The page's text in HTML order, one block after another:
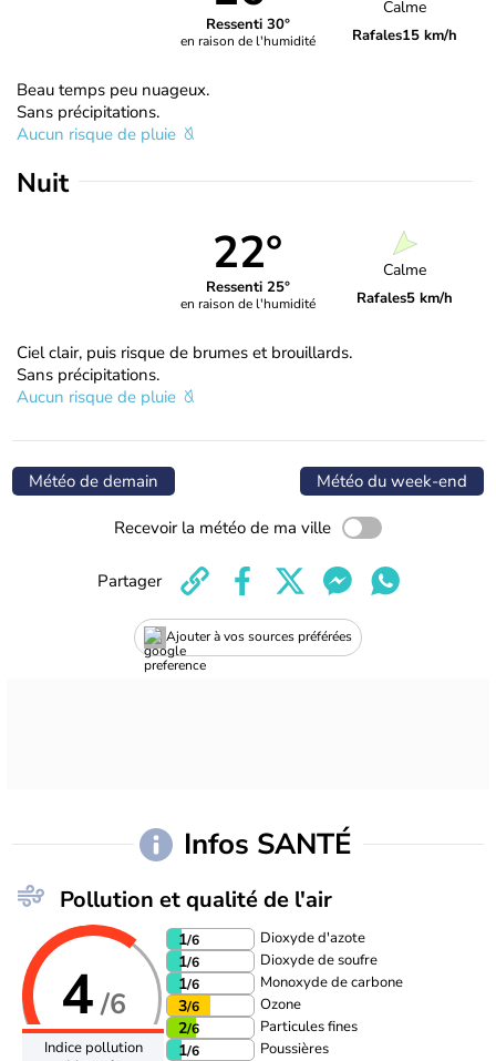
Ressenti 30°
en raison de l'humidité
Calme
Rafales15 km/h
Beau temps peu nuageux.
Sans précipitations.
Aucun risque de pluie
Nuit
22°
Ressenti 25°
en raison de l'humidité
Calme
Rafales5 km/h
Ciel clair, puis risque de brumes et brouillards.
Sans précipitations.
Aucun risque de pluie
Météo de demain Météo du week-end
Recevoir la météo de ma ville
Ajouter à vos sources préférées
Partager
Infos SANTÉ
Pollution et qualité de l'air
4/6
Indice pollution
1/6 Dioxyde d'azote
1/6 Dioxyde de soufre
1/6 Monoxyde de carbone
3/6 Ozone
2/6 Particules fines
1/6 Poussières